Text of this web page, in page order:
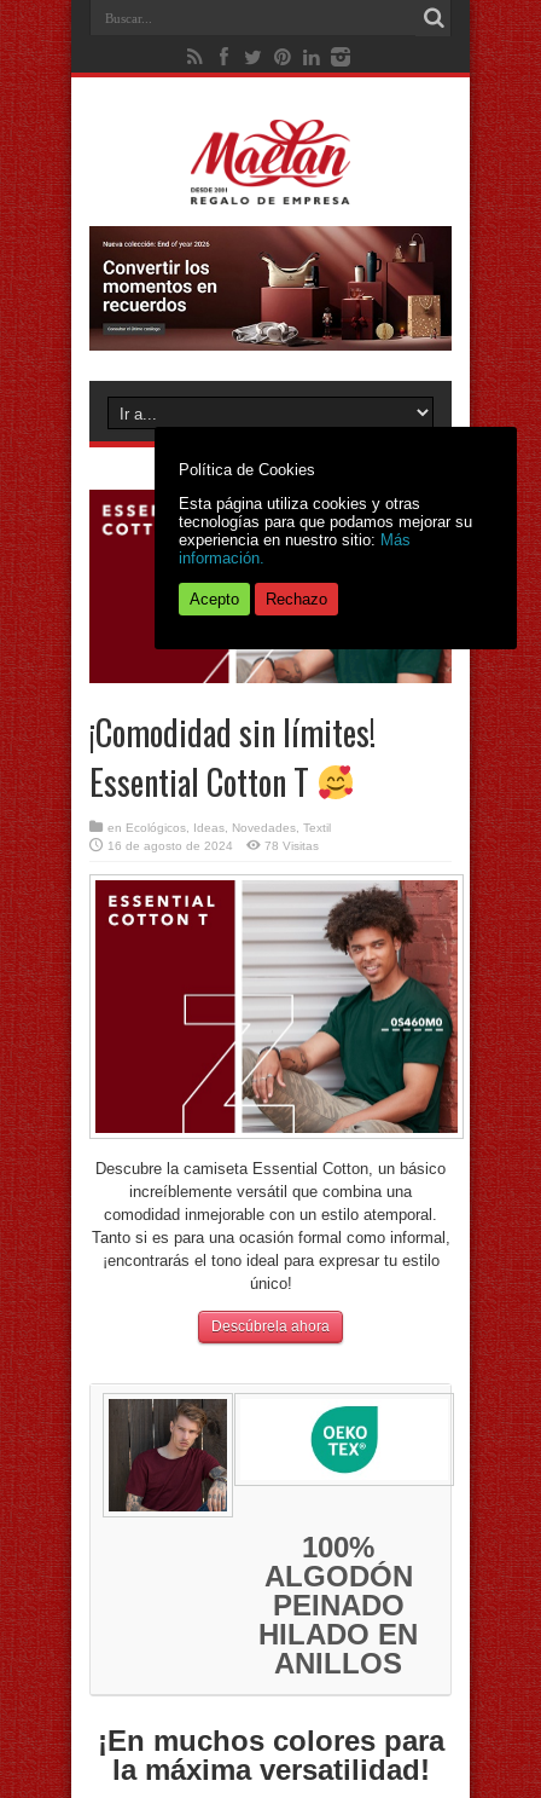
¡Comodidad sin límites!
Essential Cotton T
en Ecológicos Ideas Novedades Textil
16 de agosto de 2024
78 Visitas
Descubre la camiseta Essential Cotton, un básico
increíblemente versátil que combina una
comodidad inmejorable con un estilo atemporal.
Tanto si es para una ocasión formal como informal,
¡encontrarás el tono ideal para expresar tu estilo
único!
Descúbrela ahora
100%
ALGODÓN
PEINADO
HILADO EN
ANILLOS
¡En muchos colores para
la máxima versatilidad!
Política de Cookies
Esta página utiliza cookies y otras
tecnologías para que podamos mejorar su
experiencia en nuestro sitio: Más
información.
Acepto Rechazo